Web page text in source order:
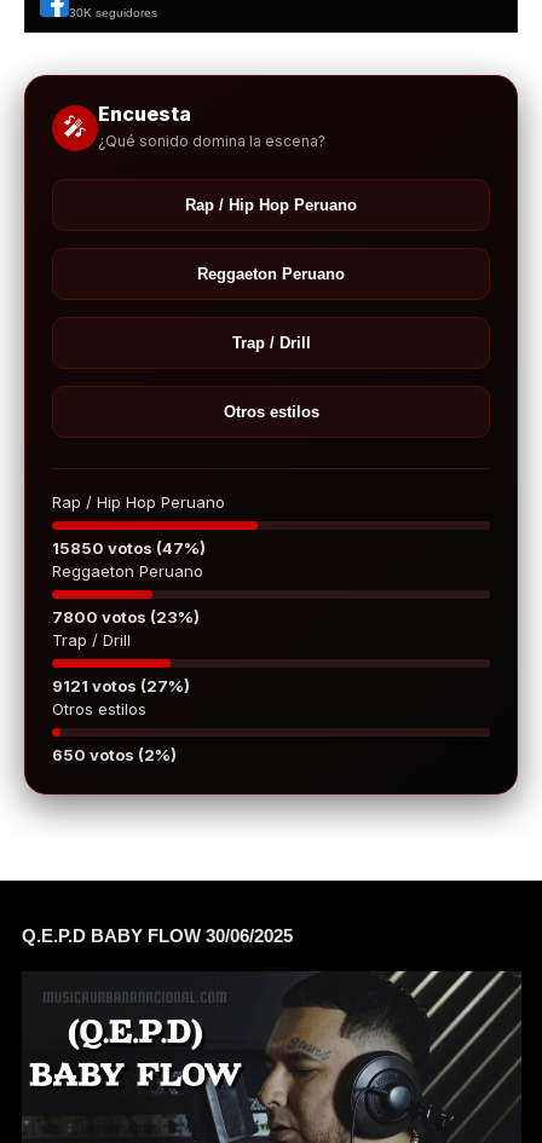
30K seguidores
🎤 Encuesta
¿Qué sonido domina la escena?
Rap / Hip Hop Peruano
Reggaeton Peruano
Trap / Drill
Otros estilos
Rap / Hip Hop Peruano
15850 votos (47%)
Reggaeton Peruano
7800 votos (23%)
Trap / Drill
9121 votos (27%)
Otros estilos
650 votos (2%)
Q.E.P.D BABY FLOW 30/06/2025